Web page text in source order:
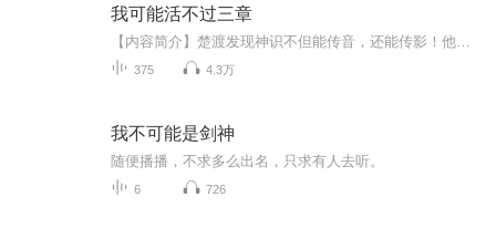
我可能活不过三章
375 4.3万
我不可能是剑神
随便播播，不求多么出名，只求有人去听。
6 726